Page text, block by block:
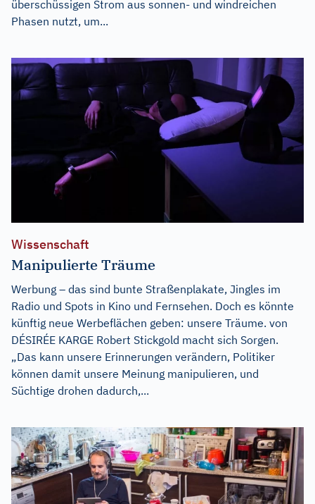
überschüssigen Strom aus sonnen- und windreichen
Phasen nutzt, um...
Wissenschaft
Manipulierte Träume
Werbung – das sind bunte Straßenplakate, Jingles im
Radio und Spots in Kino und Fernsehen. Doch es könnte
künftig neue Werbeflächen geben: unsere Träume. von
DÉSIRÉE KARGE Robert Stickgold macht sich Sorgen.
„Das kann unsere Erinnerungen verändern, Politiker
können damit unsere Meinung manipulieren, und
Süchtige drohen dadurch,...